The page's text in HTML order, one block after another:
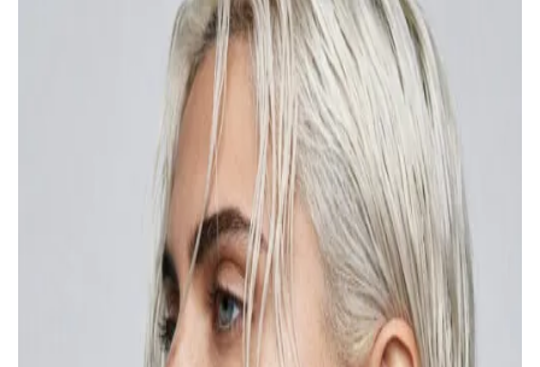
Ім'я користувача:
Номер картки лояльності:
Бонусів на рахунку:
Кешбек-бонусів на
Авторизація
ЗАРЕЄСТРУВАТИСЯ
УВІЙТИ ЗА ДОПОМОГОЮ
СМС
На вашому рахункубонусів
Бажаю перерахувати: